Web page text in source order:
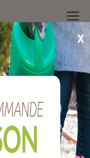
Jerrican en